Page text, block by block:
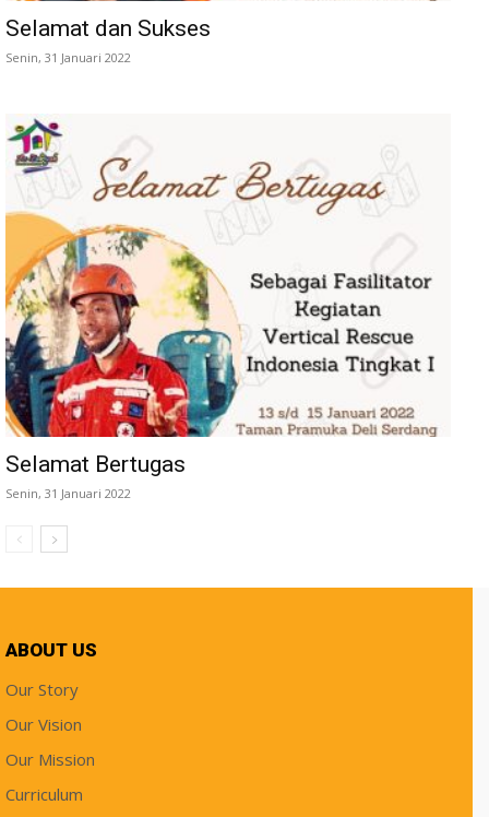
Selamat dan Sukses
Senin, 31 Januari 2022
Selamat Bertugas
Senin, 31 Januari 2022
ABOUT US
Our Story
Our Vision
Our Mission
Curriculum